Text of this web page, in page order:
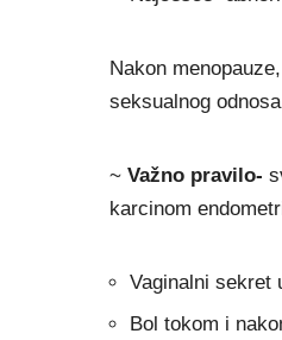
Nakon
seksualnog
~ Važno pravilo-
karcinom
Vaginalni sekret
Bol tokom i